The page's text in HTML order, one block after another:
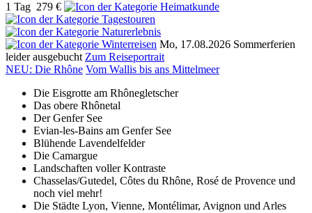
1 Tag 279 €
Mo, 17.08.2026 Sommerferien
leider ausgebucht Zum Reiseportrait
NEU: Die Rhône Vom Wallis bis ans Mittelmeer
Die Eisgrotte am Rhônegletscher
Das obere Rhônetal
Der Genfer See
Evian-les-Bains am Genfer See
Blühende Lavendelfelder
Die Camargue
Landschaften voller Kontraste
Chasselas/Gutedel, Côtes du Rhône, Rosé de Provence und
noch viel mehr!
Die Städte Lyon, Vienne, Montélimar, Avignon und Arles